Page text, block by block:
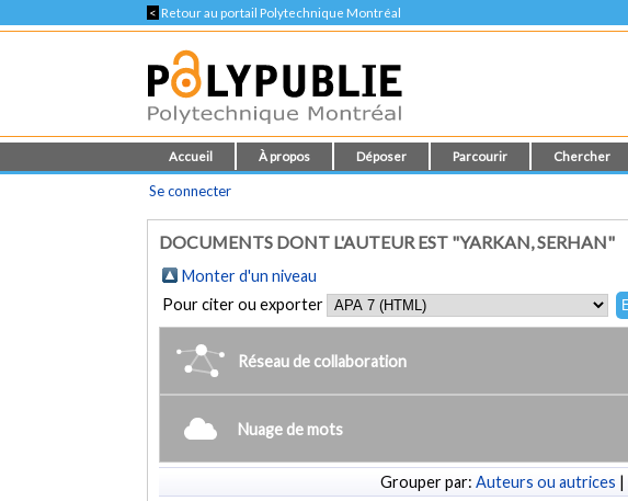
< Retour au portail Polytechnique Montréal
Accueil À propos Déposer Parcourir Chercher
Se connecter
DOCUMENTS DONT L'AUTEUR EST "YARKAN, SERHAN"
Monter d'un niveau
Pour citer ou exporter
Réseau de collaboration
Nuage de mots
Grouper par: Auteurs ou autrices |